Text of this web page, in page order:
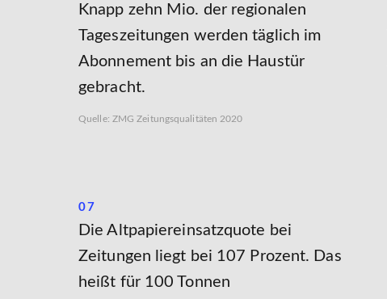
Knapp zehn Mio. der regionalen
Tageszeitungen werden täglich im
Abonnement bis an die Haustür
gebracht.
Quelle: ZMG Zeitungsqualitäten 2020
07
Die Altpapiereinsatzquote bei
Zeitungen liegt bei 107 Prozent. Das
heißt für 100 Tonnen